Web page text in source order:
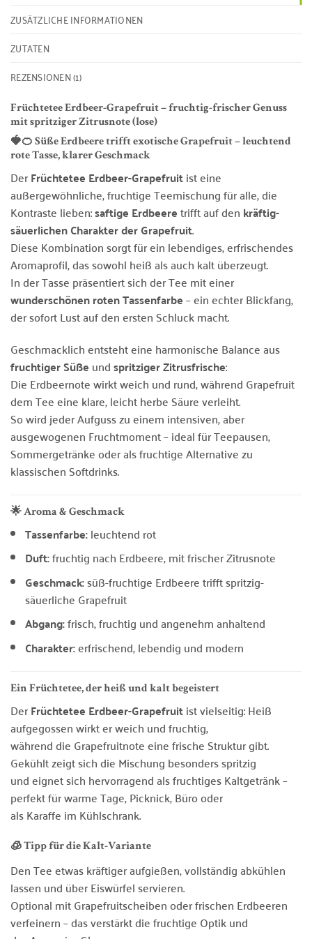
ZUSÄTZLICHE INFORMATIONEN
ZUTATEN
REZENSIONEN (1)
Früchtetee Erdbeer-Grapefruit – fruchtig-frischer Genuss
mit spritziger Zitrusnote (lose)
🍓🍊 Süße Erdbeere trifft exotische Grapefruit – leuchtend
rote Tasse, klarer Geschmack
DerFrüchtetee Erdbeer-Grapefruitist eine
außergewöhnliche, fruchtige Teemischung für alle, die
Kontraste lieben:saftige Erdbeeretrifft auf den kräftig-
säuerlichen Charakter der Grapefruit.
Diese Kombination sorgt für ein lebendiges, erfrischendes
Aromaprofil, das sowohl heiß als auch kalt überzeugt.
In der Tasse präsentiert sich der Tee mit einer
wunderschönen roten Tassenfarbe– ein echter Blickfang,
der sofort Lust auf den ersten Schluck macht.
Geschmacklich entsteht eine harmonische Balance aus
fruchtiger Süße undspritziger Zitrusfrische:
Die Erdbeernote wirkt weich und rund, während Grapefruit
dem Tee eine klare, leicht herbe Säure verleiht.
So wird jeder Aufguss zu einem intensiven, aber
ausgewogenen Fruchtmoment – ideal für Teepausen,
Sommergetränke oder als fruchtige Alternative zu
klassischen Softdrinks.
🌟 Aroma & Geschmack
Tassenfarbe:leuchtend rot
Duft:fruchtig nach Erdbeere, mit frischer Zitrusnote
Geschmack:süß-fruchtige Erdbeere trifft spritzig-
säuerliche Grapefruit
Abgang:frisch, fruchtig und angenehm anhaltend
Charakter:erfrischend, lebendig und modern
Ein Früchtetee, der heiß und kalt begeistert
DerFrüchtetee Erdbeer-Grapefruitist vielseitig: Heiß
aufgegossen wirkt er weich und fruchtig,
während die Grapefruitnote eine frische Struktur gibt.
Gekühlt zeigt sich die Mischung besonders spritzig
und eignet sich hervorragend als fruchtiges Kaltgetränk –
perfekt für warme Tage, Picknick, Büro oder
als Karaffe im Kühlschrank.
🧊 Tipp für die Kalt-Variante
Den Tee etwas kräftiger aufgießen, vollständig abkühlen
lassen und über Eiswürfel servieren.
Optional mit Grapefruitscheiben oder frischen Erdbeeren
verfeinern – das verstärkt die fruchtige Optik und